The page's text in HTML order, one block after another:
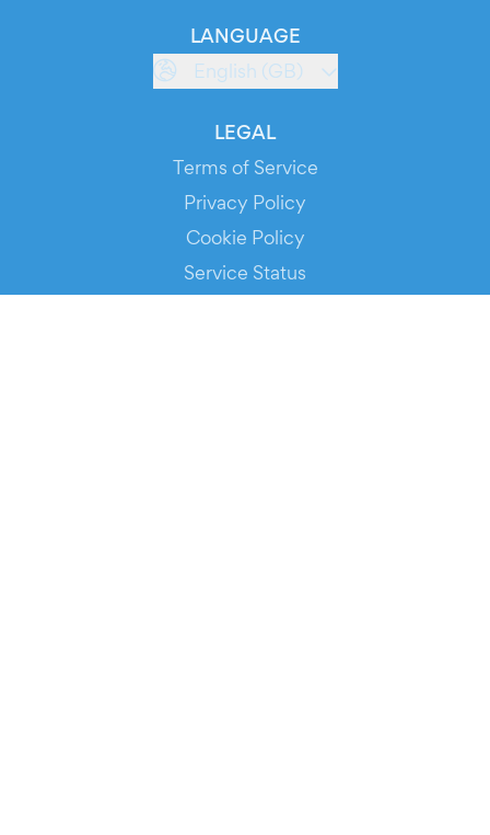
LANGUAGE
English (GB)
LEGAL
Terms of Service
Privacy Policy
Cookie Policy
Service Status